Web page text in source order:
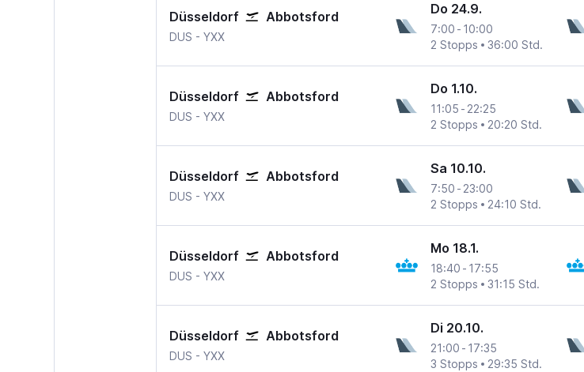
Düsseldorf Abbotsford
DUS Düsseldorf
- YXX
Do 24.9.
7:00 - 10:00
2 Stopps
36:00 Std.
Düsseldorf Abbotsford
DUS Düsseldorf
- YXX
Do 1.10.
11:05 - 22:25
2 Stopps
20:20 Std.
Düsseldorf Abbotsford
DUS Düsseldorf
- YXX
Sa 10.10.
7:50 - 23:00
2 Stopps
24:10 Std.
Düsseldorf Abbotsford
DUS Düsseldorf
- YXX
Mo 18.1.
18:40 - 17:55
2 Stopps
31:15 Std.
Düsseldorf Abbotsford
DUS Düsseldorf
- YXX
Di 20.10.
21:00 - 17:35
3 Stopps
29:35 Std.